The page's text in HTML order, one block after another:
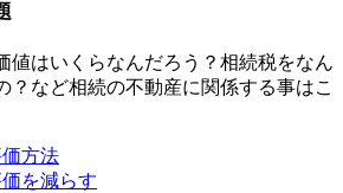
値はいくらなんだろう？相続税をなん
？など相続の不動産に関係する事はこ
方法
を減らす